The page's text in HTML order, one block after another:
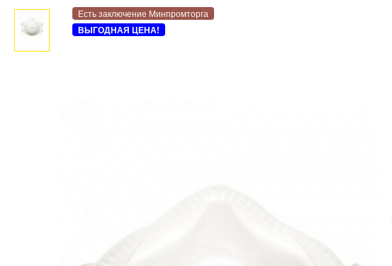
Есть заключение Минпромторга
ВЫГОДНАЯ ЦЕНА!